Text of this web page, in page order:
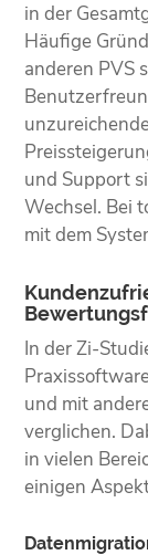
in der
Häufige
anderen PVS
und Support
Wechsel. Bei
mit dem
In der Zi-
und mit
verglichen.
in vielen
einigen